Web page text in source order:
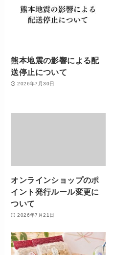
熊本地震の影響による配
送停止について
2026年7月30日
オンラインショップのポ
イント発行ルール変更に
ついて
2026年7月21日